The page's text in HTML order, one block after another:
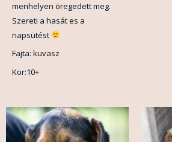
menhelyen öregedett meg.
Szereti a hasát es a
napsütést
Fajta: kuvasz
Kor:10+